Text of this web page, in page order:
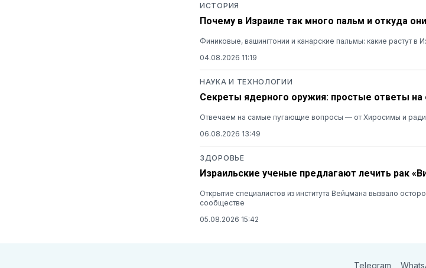
ИСТОРИЯ
Почему в Израиле так много пальм и откуда
Финиковые, вашингтонии и канарские пальмы: какие растут в
04.08.2026 11:19
НАУКА И ТЕХНОЛОГИИ
Секреты ядерного оружия: простые ответы
Отвечаем на самые пугающие вопросы — от Хиросимы и
06.08.2026 13:49
ЗДОРОВЬЕ
Израильские ученые предлагают лечить рак
Открытие специалистов из института Вейцмана вызвало
сообществе
05.08.2026 15:42
Telegram